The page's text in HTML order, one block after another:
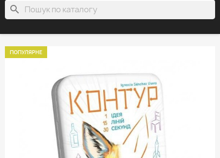
search
ПОПУЛЯРНЕ